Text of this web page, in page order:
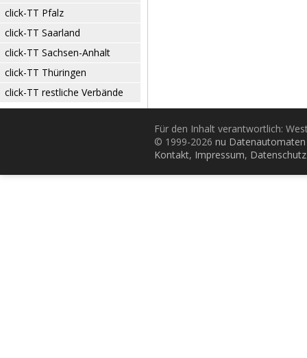
click-TT Pfalz
click-TT Saarland
click-TT Sachsen-Anhalt
click-TT Thüringen
click-TT restliche Verbände
Für den Inhalt verantwortlich:
© 1999-2026 nu
Kontakt, Impressum, Datenschutz